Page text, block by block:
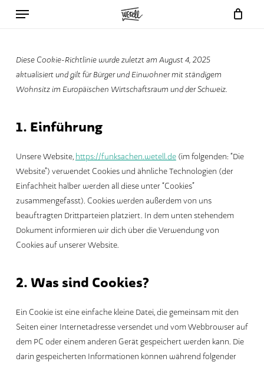
Menu
Diese Cookie-Richtlinie wurde zuletzt am August 4, 2025
aktualisiert und gilt für Bürger und Einwohner mit ständigem
Wohnsitz im Europäischen Wirtschaftsraum und der Schweiz.
1. Einführung
Unsere Website, https://funksachen.wetell.de(im folgenden: “Die
Website”) verwendet Cookies und ähnliche Technologien (der
Einfachheit halber werden all diese unter “Cookies”
zusammengefasst). Cookies werden außerdem von uns
beauftragten Drittparteien platziert. In dem unten stehendem
Dokument informieren wir dich über die Verwendung von
Cookies auf unserer Website.
2. Was sind Cookies?
Ein Cookie ist eine einfache kleine Datei, die gemeinsam mit den
Seiten einer Internetadresse versendet und vom Webbrowser auf
dem PC oder einem anderen Gerät gespeichert werden kann. Die
darin gespeicherten Informationen können während folgender